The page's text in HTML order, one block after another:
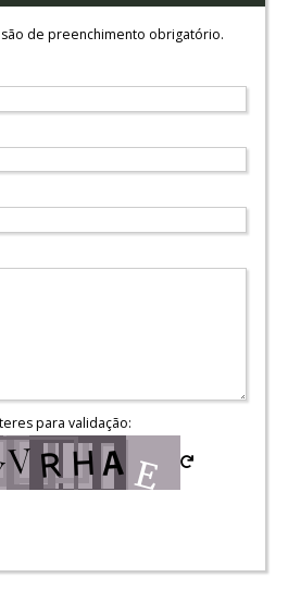
de preenchimento obrigatório.
para validação: